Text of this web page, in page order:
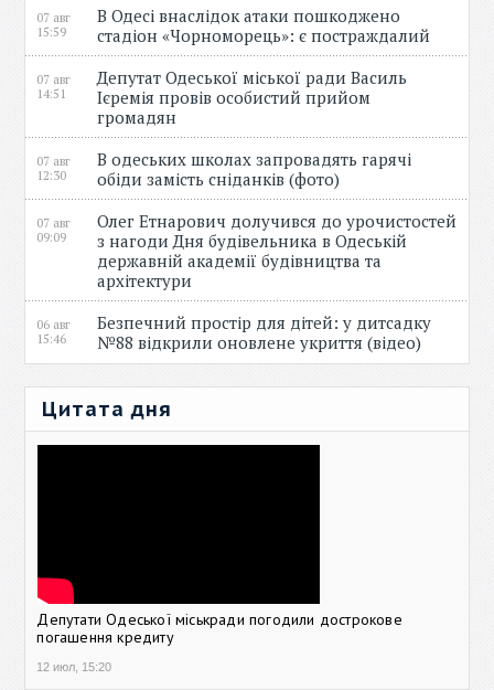
07 авг
15:59
В Одесі внаслідок атаки пошкоджено
стадіон «Чорноморець»: є постраждалий
07 авг
14:51
Депутат Одеської міської ради Василь
Ієремія провів особистий прийом
громадян
07 авг
12:30
В одеських школах запровадять гарячі
обіди замість сніданків (фото)
07 авг
09:09
Олег Етнарович долучився до урочистостей
з нагоди Дня будівельника в Одеській
державній академії будівництва та
архітектури
06 авг
15:46
Безпечний простір для дітей: у дитсадку
№88 відкрили оновлене укриття (відео)
Цитата дня
Депутати Одеської міськради погодили дострокове
погашення кредиту
12 июл, 15:20